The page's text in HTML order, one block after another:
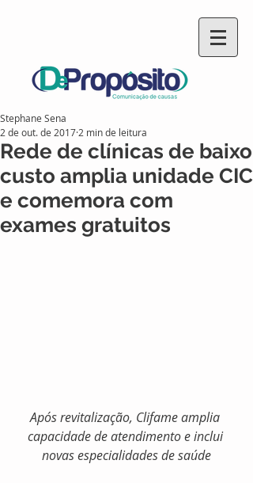
Rede de clínicas de baixo
custo amplia unidade CIC
e comemora com
exames gratuitos
Stephane Sena
2 de out. de 2017 2 min de leitura
Após revitalização, Clifame amplia
capacidade de atendimento e inclui
novas especialidades de saúde